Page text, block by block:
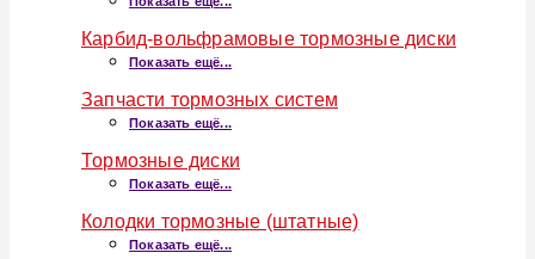
Карбид-вольфрамовые тормозные диски
Показать ещё...
Запчасти тормозных систем
Показать ещё...
Тормозные диски
Показать ещё...
Колодки тормозные (штатные)
Показать ещё...